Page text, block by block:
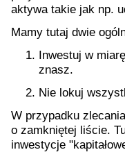
aktywa takie jak np.
Mamy tutaj dwie
Inwestuj w
znasz.
Nie lokuj
W przypadku
o zamkniętej liście.
inwestycje